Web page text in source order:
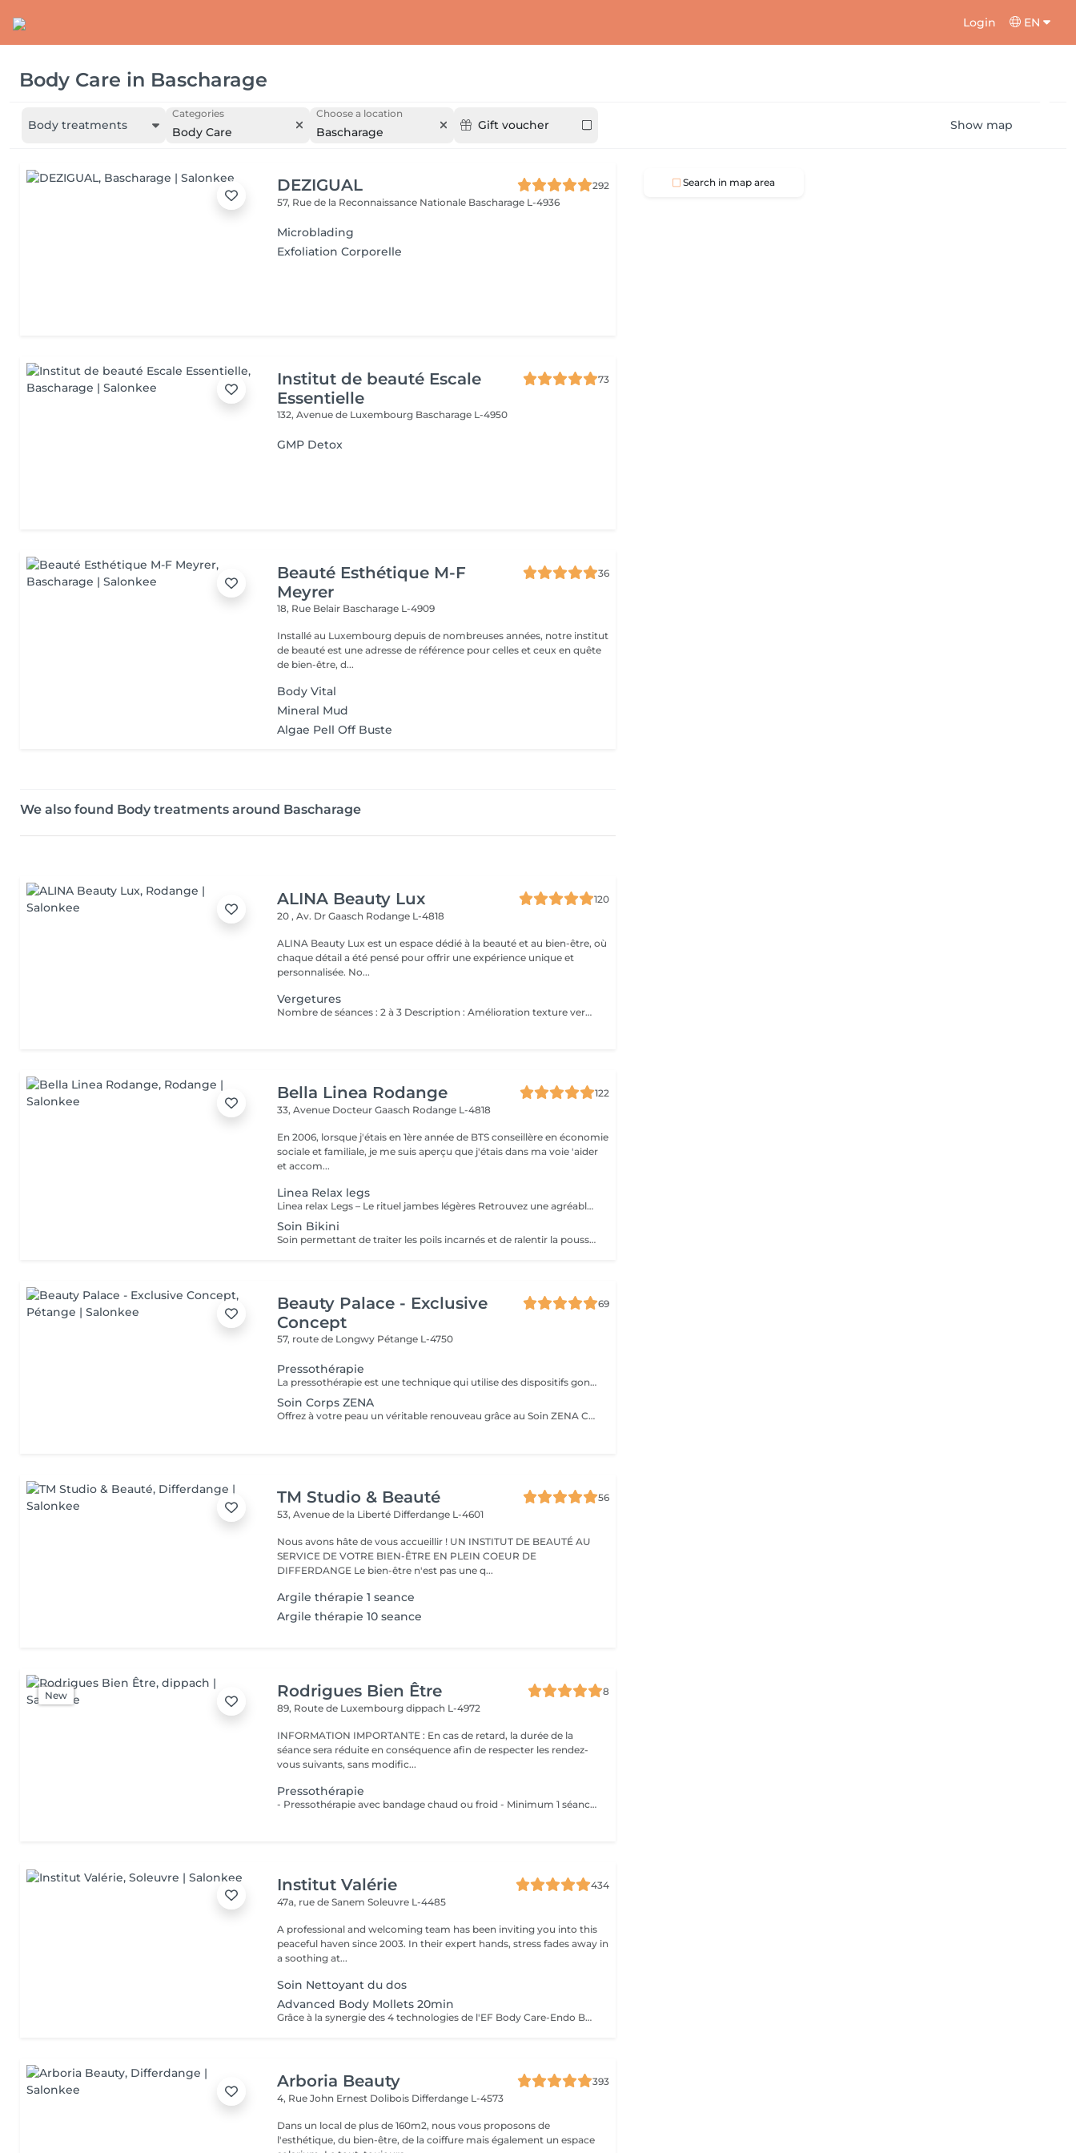
Login EN
Body Care in Bascharage
Body treatments
Categories
Body Care
Choose a location
Bascharage Gift voucher Show map
DEZIGUAL
292
57, Rue de la Reconnaissance Nationale Bascharage L-4936
Microblading
Exfoliation Corporelle
Institut de beauté Escale
Essentielle
73
132, Avenue de Luxembourg Bascharage L-4950
GMP Detox
Beauté Esthétique M-F
Meyrer
36
18, Rue Belair Bascharage L-4909
Installé au Luxembourg depuis de nombreuses années, notre institut
de beauté est une adresse de référence pour celles et ceux en quête
de bien-être, d...
Body Vital
Mineral Mud
Algae Pell Off Buste
We also found Body treatments around Bascharage
ALINA Beauty Lux
120
20 , Av. Dr Gaasch Rodange L-4818
ALINA Beauty Lux est un espace dédié à la beauté et au bien-être, où
chaque détail a été pensé pour offrir une expérience unique et
personnalisée. No...
Vergetures
Nombre de séances : 2 à 3 Description : Amélioration texture vergetures blanches matures. Stimulation collagène. Après : Rougeur 5-7 jours. Hydratation intensive. Contre-indications Grossesse / allaitement Diabète non contrôlé Pacemaker Tendance chéloïde Isotrétinoïne récente Infection oculaire active Phototype élevé à risque PIH Avant Pas de soleil 3 semaines Pas de peeling / laser récent Pas d'injection récente Arriver sans maquillage Après dème 25 jours Croûtes 510 jours SPF 50 pendant 30 jours Pas de maquillage 7 jours Pas de sport intense 57 jours
Bella Linea Rodange
122
33, Avenue Docteur Gaasch Rodange L-4818
En 2006, lorsque j'étais en 1ère année de BTS conseillère en économie
sociale et familiale, je me suis aperçu que j'étais dans ma voie 'aider
et accom...
Linea Relax legs
Linea relax Legs – Le rituel jambes légères Retrouvez une agréable sensation de légèreté grâce à notre soin Linea Legs. Ce rituel associe l'application de bandages imprégnés d'actifs rafraîchissants à une séance de pressothérapie. Cette combinaison favorise la circulation, stimule le drainage et aide à diminuer la sensation de jambes lourdes. Idéal en période de chaleur, après une journée debout ou en complément d'une cure minceur, Linea Legs procure un effet fraîcheur immédiat, réduit les sensations de fatigue et laisse vos jambes plus légères, reposées et confortables.
Soin Bikini
Soin permettant de traiter les poils incarnés et de ralentir la pousse du poils. Nous procédons à un gommage, suivi de votre épilations habituelle, extractions des poils incarnés, masque et crème fin de soin.
Beauty Palace - Exclusive
Concept
69
57, route de Longwy Pétange L-4750
Pressothérapie
La pressothérapie est une technique qui utilise des dispositifs gonflables pour exercer une pression séquentielle sur les jambes, les bras ou le corps. Ce traitement stimule la circulation sanguine et lymphatique, aide à réduire la rétention d'eau et les gonflements, tout en favorisant la détoxification, la relaxation et le bien-être général.
Soin Corps ZENA
Offrez à votre peau un véritable renouveau grâce au Soin ZENA Corps, un peeling 100% naturel à base de micro-algues. Ce soin innovant stimule le renouvellement cellulaire pour une peau plus lisse, plus lumineuse et visiblement plus unifiée. Idéal pour éclaircir le teint, atténuer les tâches d'acné et améliorer la texture de la peau, le soin ZENA agit en douceur sans agresser l'épiderme. Il convient à tous les types de peau, même les plus sensibles. Avant tout traitement ZENA Corps, une séance d'évaluation est obligatoire. Ce rendez-vous permet d'analyser votre peau et de définir le protocole ZENA le plus adapté selon vos besoins (éclaircissement, tâches, vergetures, texture de peau, etc...) Le traitement corporel complet sera ensuite planifié à la suite de ce diagnostique personnalisé.
TM Studio & Beauté
56
53, Avenue de la Liberté Differdange L-4601
Nous avons hâte de vous accueillir ! UN INSTITUT DE BEAUTÉ AU
SERVICE DE VOTRE BIEN-ÊTRE EN PLEIN COEUR DE
DIFFERDANGE Le bien-être n'est pas une q...
Argile thérapie 1 seance
Argile thérapie 10 seance
New Rodrigues Bien Être
8
89, Route de Luxembourgdippach L-4972
INFORMATION IMPORTANTE : En cas de retard, la durée de la
séance sera réduite en conséquence afin de respecter les rendez-
vous suivants, sans modific...
Pressothérapie
- Pressothérapie avec bandage chaud ou froid - Minimum 1 séance par semaine Bienfaits : - Stimule la circulation sanguine et lymphatique - Réduit la rétention d'eau et les gonflements - Soulage les jambes lourdes et fatiguées - Aide à diminuer l'apparence de la cellulite - Favorise la récupération après une chirurgie esthétique - Améliore le confort despersonnes souffrant de lipdème
Institut Valérie
434
47a, rue de SanemSoleuvre L-4485
A professional and welcoming team has been inviting you into this
peaceful haven since 2003. In their expert hands, stress fades away in
a soothing at...
Soin Nettoyant du dos
Advanced Body Mollets 20min
Grâce à la synergie des 4 technologies de l'EF Body Care-Endo Body Shaper, la circulation sanguine au niveau des jambes est stimulée, ce qui les rends moins lourdes. ( recommandé en cure de 12+1)
Arboria Beauty
393
4, Rue John Ernest Dolibois Differdange L-4573
Dans un local de plus de 160m2, nous vous proposons de
l'esthétique, du bien-être, de la coiffure mais également un espace
Search in map area